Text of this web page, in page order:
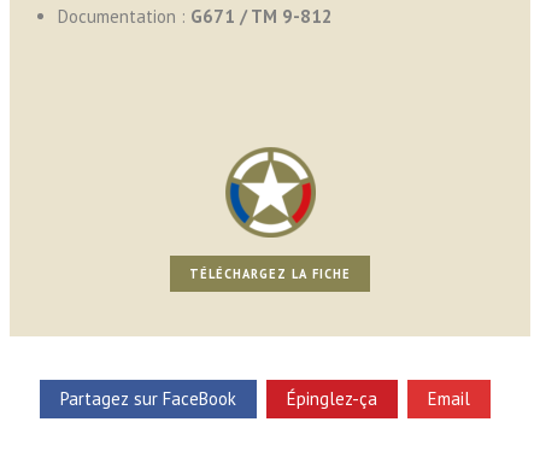
Documentation : G671 / TM 9-812
TÉLÉCHARGEZ LA FICHE
Partagez sur FaceBook Épinglez-ça Email